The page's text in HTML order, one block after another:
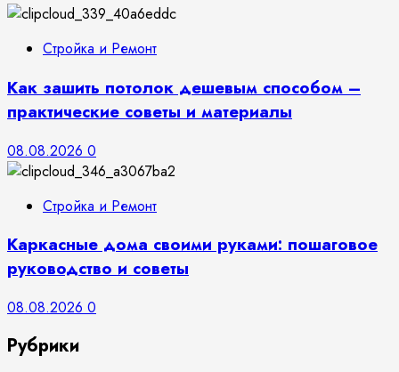
Стройка и Ремонт
Как зашить потолок дешевым способом –
практические советы и материалы
08.08.2026 0
Стройка и Ремонт
Каркасные дома своими руками: пошаговое
руководство и советы
08.08.2026 0
Рубрики